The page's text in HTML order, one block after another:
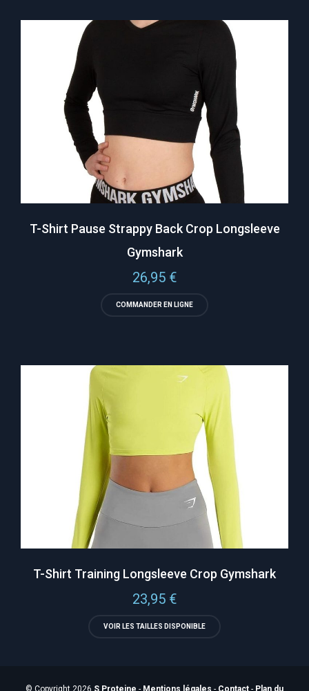
T-Shirt Pause Strappy Back Crop Longsleeve
Gymshark
26,95 €
COMMANDER EN LIGNE
T-Shirt Training Longsleeve Crop Gymshark
23,95 €
VOIR LES TAILLES DISPONIBLE
© Copyright 2026 S Proteine - Mentions légales - Contact - Plan du